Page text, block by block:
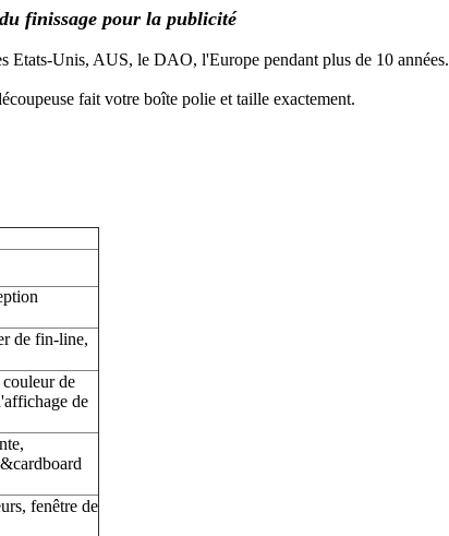
finissage pour la publicité
Etats-Unis, AUS, le DAO, l'Europe pendant plus de 10 années.
fait votre boîte polie et taille exactement.
de fin-line,
de
de
fenêtre de